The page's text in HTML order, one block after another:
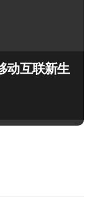
动互联新生